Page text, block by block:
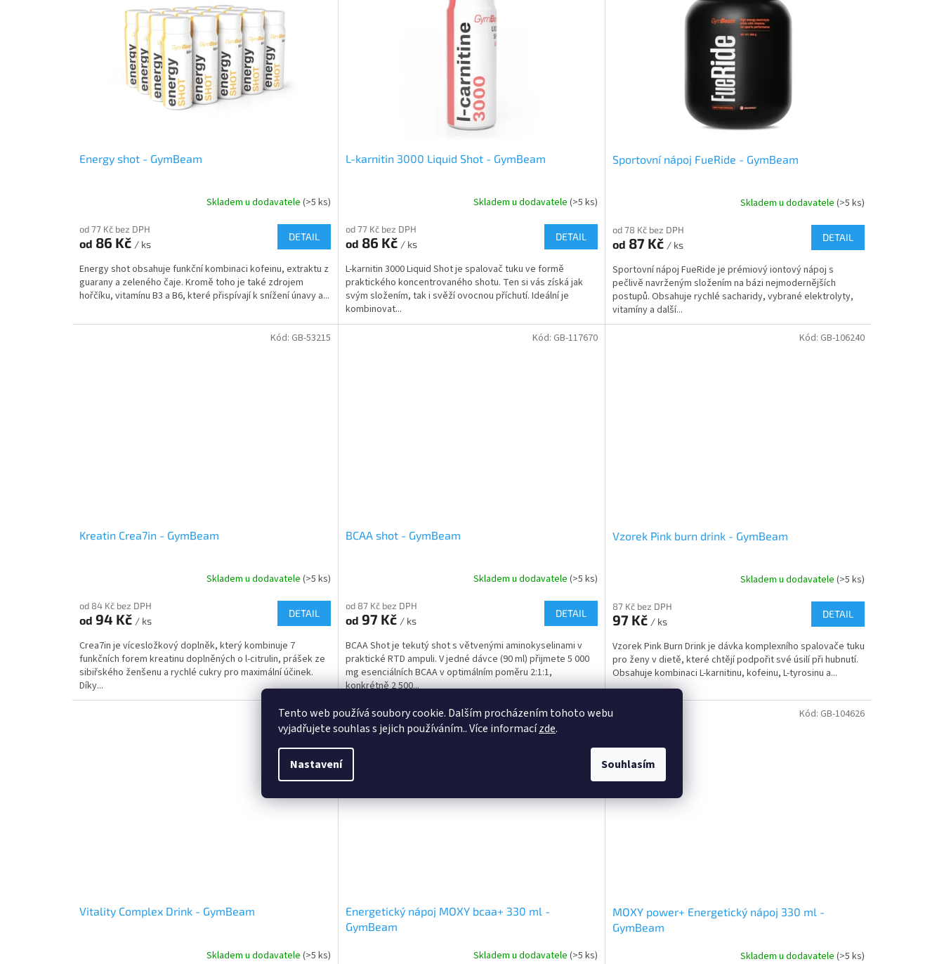
Tento web používá soubory cookie. Dalším procházením tohoto webu
vyjadřujete souhlas s jejich používáním.. Více informacízde.
Nastavení Souhlasím
Energy shot - GymBeam
Skladem u dodavatele(>5 ks)
od 77 Kč bez DPH
od 86 Kč / ks
DETAIL
Energy shot obsahuje funkční kombinaci kofeinu, extraktu z
guarany a zeleného čaje. Kromě toho je také zdrojem
hořčíku, vitamínu B3 a B6, které přispívají k snížení únavy a...
L-karnitin 3000 Liquid Shot - GymBeam
Skladem u dodavatele (>5 ks)
od 77 Kč bez DPH
od 86 Kč / ks
DETAIL
L-karnitin 3000 Liquid Shot je spalovač tuku ve formě
praktického koncentrovaného shotu. Ten si vás získá jak
svým složením, tak i svěží ovocnou příchutí. Ideální je
kombinovat...
Sportovní nápoj FueRide - GymBeam
Skladem u dodavatele (>5 ks)
od 78 Kč bez DPH
od 87 Kč / ks
DETAIL
Sportovní nápoj FueRide je prémiový iontový nápoj s
pečlivě navrženým složením na bázi nejmodernějších
postupů. Obsahuje rychlé sacharidy, vybrané elektrolyty,
vitamíny a další...
Kreatin Crea7in - GymBeam
Skladem u dodavatele(>5 ks)
od 84 Kč bez DPH
od 94 Kč / ks
DETAIL
Crea7in je vícesložkový doplněk, který kombinuje 7
funkčních forem kreatinu doplněných o l-citrulin, prášek ze
sibiřského ženšenu a rychlé cukry pro maximální účinek.
Díky...
Kód: GB-53215
BCAA shot - GymBeam
Skladem u dodavatele (>5 ks)
od 87 Kč bez DPH
od 97 Kč / ks
DETAIL
BCAA Shot je tekutý shot s větvenými aminokyselinami v
praktické RTD ampuli. V jedné dávce (90 ml) přijmete 5 000
mg esenciálních BCAA v optimálním poměru 2:1:1,
konkrétně 2 500...
Kód: GB-117670
Vzorek Pink burn drink - GymBeam
Skladem u dodavatele (>5 ks)
87 Kč bez DPH
97 Kč / ks
DETAIL
Vzorek Pink Burn Drink je dávka komplexního spalovače tuku
pro ženy v dietě, které chtějí podpořit své úsilí při hubnutí.
Obsahuje kombinaci L-karnitinu, kofeinu, L-tyrosinu a...
Kód: GB-106240
Vitality Complex Drink - GymBeam
Skladem u dodavatele(>5 ks)
Kód:GB-53158
Energetický nápoj MOXY bcaa+ 330 ml -
GymBeam
Skladem u dodavatele (>5 ks)
Kód:GB-107653
MOXY power+ Energetický nápoj 330 ml -
GymBeam
Skladem u dodavatele (>5 ks)
Kód: GB-104626